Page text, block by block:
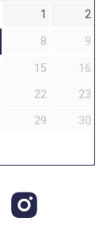
1
2
8
9
15
16
22
23
29
30